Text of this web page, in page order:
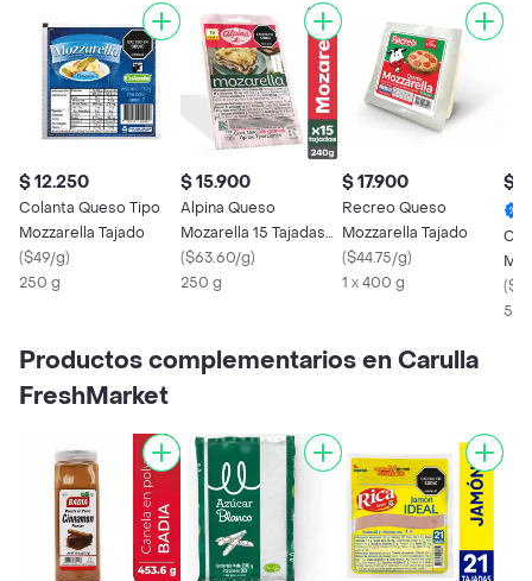
$ 12.250
Colanta Queso Tipo
Mozzarella Tajado
($49/g)
250 g
$ 15.900
Alpina Queso
Mozarella 15 Tajadas
240 g
($63.60/g)
250 g
$ 17.900
Recreo Queso
Mozzarella Tajado
($44.75/g)
1 x 400 g
$
(
Productos complementarios en Carulla
FreshMarket